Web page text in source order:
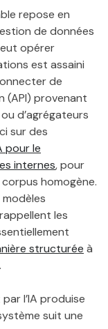
repose en
de données
opérer
est assaini
de
(API) provenant
d’agrégateurs
sur des
pour le
internes, pour
homogène.
les
structurée à
l’IA produise
suit une